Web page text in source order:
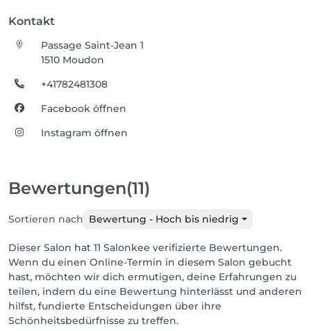
Kontakt
Passage Saint-Jean 1
1510 Moudon
+41782481308
Facebook öffnen
Instagram öffnen
Bewertungen(11)
Sortieren nach Bewertung - Hoch bis niedrig
Dieser Salon hat 11 Salonkee verifizierte Bewertungen.
Wenn du einen Online-Termin in diesem Salon gebucht
hast, möchten wir dich ermutigen, deine Erfahrungen zu
teilen, indem du eine Bewertung hinterlässt und anderen
hilfst, fundierte Entscheidungen über ihre
Schönheitsbedürfnisse zu treffen.